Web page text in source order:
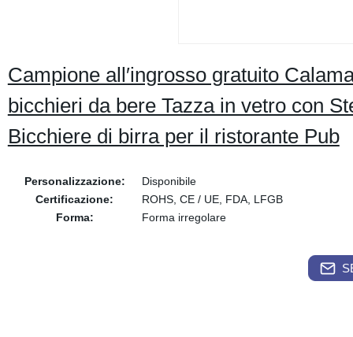
Campione all′ingrosso gratuito
bicchieri da bere Tazza in vetro con
Bicchiere di birra per il ristorante Pub
Personalizzazione:
Disponibile
Certificazione:
ROHS, CE / UE, FDA, LFGB
Forma:
Forma irregolare